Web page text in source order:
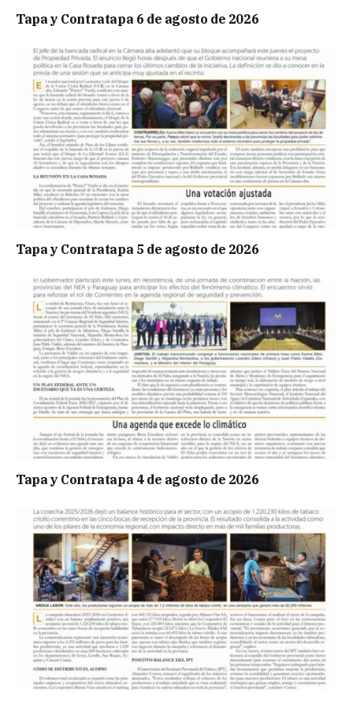
Tapa y Contratapa 6 de agosto de 2026
Tapa y Contratapa 5 de agosto de 2026
Tapa y Contratapa 4 de agosto de 2026